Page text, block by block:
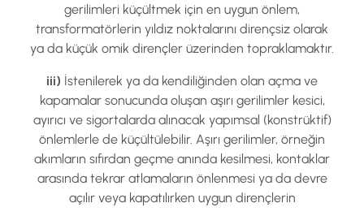
gerilimleri küçültmek için en uygun önlem,
transformatörlerin yıldız noktalarını dirençsiz olarak
ya da küçük omik dirençler üzerinden topraklamaktır.
iii) İstenilerek ya da kendiliğinden olan açma ve
kapamalar sonucunda oluşan aşırı gerilimler kesici,
ayırıcı ve sigortalarda alınacak yapımsal (konstrüktif)
önlemlerle de küçültülebilir. Aşırı gerilimler, örneğin
akımların sıfırdan geçme anında kesilmesi, kontaklar
arasında tekrar atlamaların önlenmesi ya da devre
açılır veya kapatılırken uygun dirençlerin